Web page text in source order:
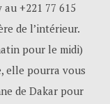
+221 77 615
de l’intérieur.
pour le midi)
elle pourra vous
de Dakar pour